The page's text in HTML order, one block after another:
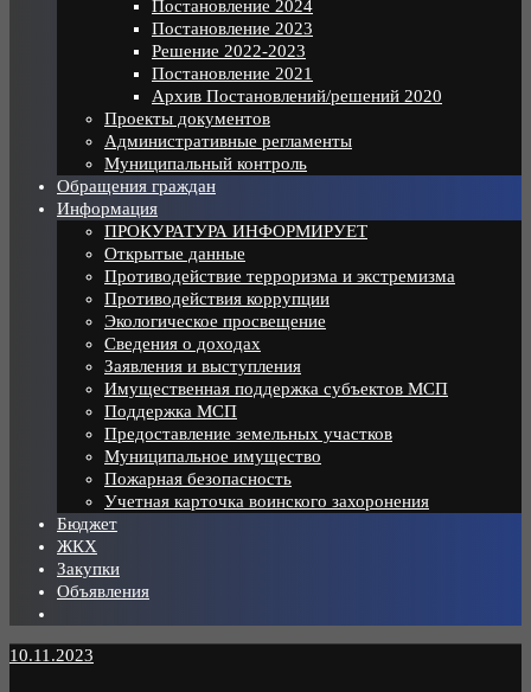
Постановление 2024
Постановление 2023
Решение 2022-2023
Постановление 2021
Архив Постановлений/решений 2020
Проекты документов
Административные регламенты
Муниципальный контроль
Обращения граждан
Информация
ПРОКУРАТУРА ИНФОРМИРУЕТ
Открытые данные
Противодействие терроризма и экстремизма
Противодействия коррупции
Экологическое просвещение
Сведения о доходах
Заявления и выступления
Имущественная поддержка субъектов МСП
Поддержка МСП
Предоставление земельных участков
Муниципальное имущество
Пожарная безопасность
Учетная карточка воинского захоронения
Бюджет
ЖКХ
Закупки
Объявления
10.11.2023